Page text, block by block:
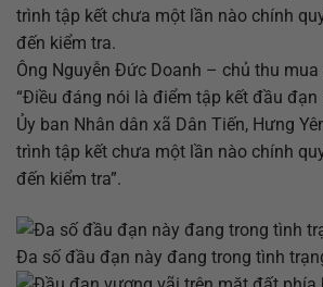
Ông Nguyễn Đức Doanh – chủ thu mua
“Điều đáng nói là điểm tập kết đầu đạn
Ủy ban Nhân dân xã Dân Tiến, Hưng
trình tập kết chưa một lần nào chính
đến kiểm tra”.
Đa số đầu đạn này đang trong tình